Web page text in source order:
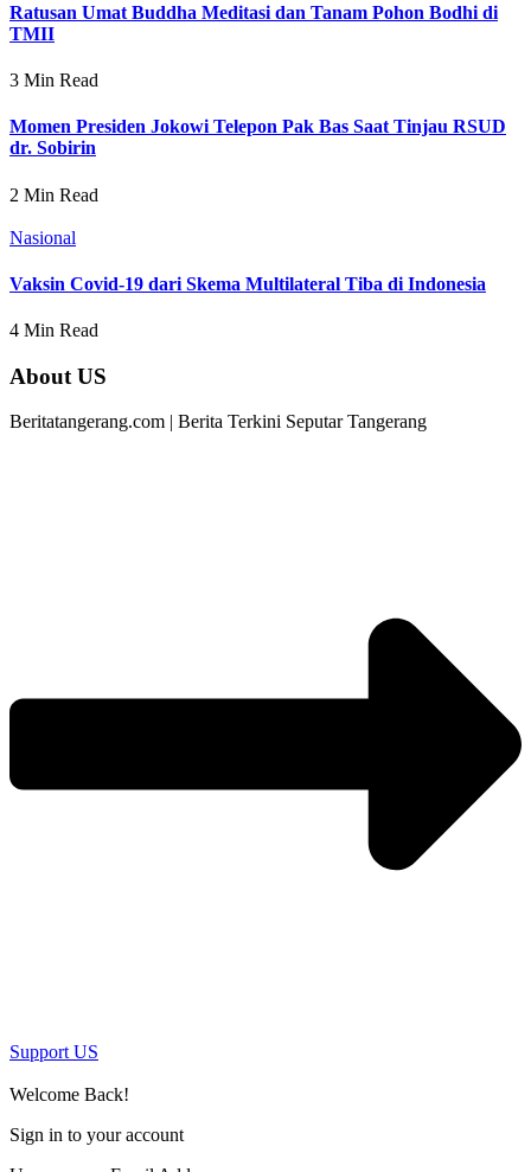
Ratusan Umat Buddha Meditasi dan Tanam Pohon Bodhi di
TMII
3 Min Read
Momen Presiden Jokowi Telepon Pak Bas Saat Tinjau RSUD
dr. Sobirin
2 Min Read
Nasional
Vaksin Covid-19 dari Skema Multilateral Tiba di Indonesia
4 Min Read
About US
Beritatangerang.com | Berita Terkini Seputar Tangerang
Support US
Welcome Back!
Sign in to your account